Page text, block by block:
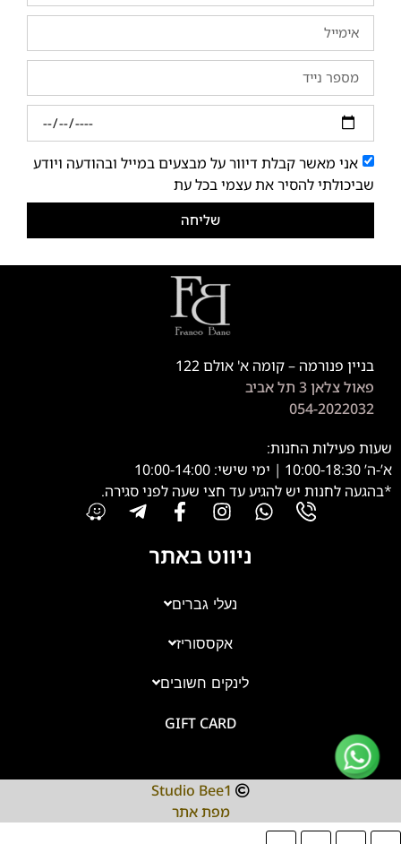
אני מאשר קבלת דיוור על מבצעים במייל ובהודעה ויודע
שביכולתי להסיר את עצמי בכל עת
שליחה
בניין פנורמה – קומה א' אולם 122
פאול צלאן 3 תל אביב
054-2022032
שעות פעילות החנות:
א’-ה’ 10:00-18:30 | ימי שישי: 10:00-14:00
*בהגעה לחנות יש להגיע עד חצי שעה לפני סגירה.
ניווט באתר
נעלי גברים
אקססוריז
לינקים חשובים
GIFT CARD
Studio Bee1
מפת אתר